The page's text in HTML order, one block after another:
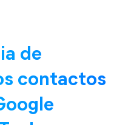
de
contactos